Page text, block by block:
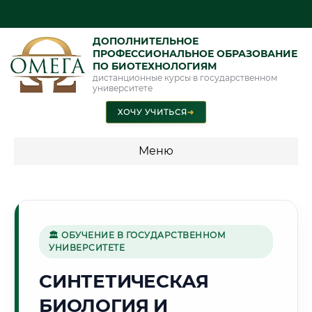
ДОПОЛНИТЕЛЬНОЕ
ПРОФЕССИОНАЛЬНОЕ ОБРАЗОВАНИЕ
ПО БИОТЕХНОЛОГИЯМ
дистанционные курсы в государственном
университете
ХОЧУ УЧИТЬСЯ➜
Меню
🏢
Г. КРАСНОГОРСК
🏛 ОБУЧЕНИЕ В ГОСУДАРСТВЕННОМ
УНИВЕРСИТЕТЕ
СИНТЕТИЧЕСКАЯ
БИОЛОГИЯ И